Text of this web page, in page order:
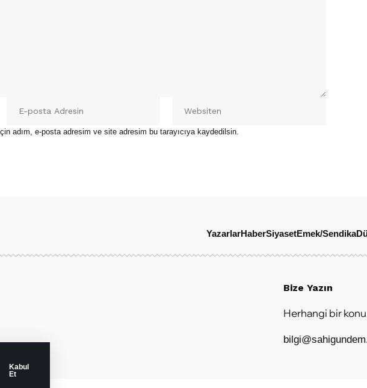
Kabul
Et
adım, e-posta adresim ve site adresim bu tarayıcıya kaydedilsin.
YazarlarHaberSiyasetEmek/Sendika
Bize Yazın
Herhangi bir